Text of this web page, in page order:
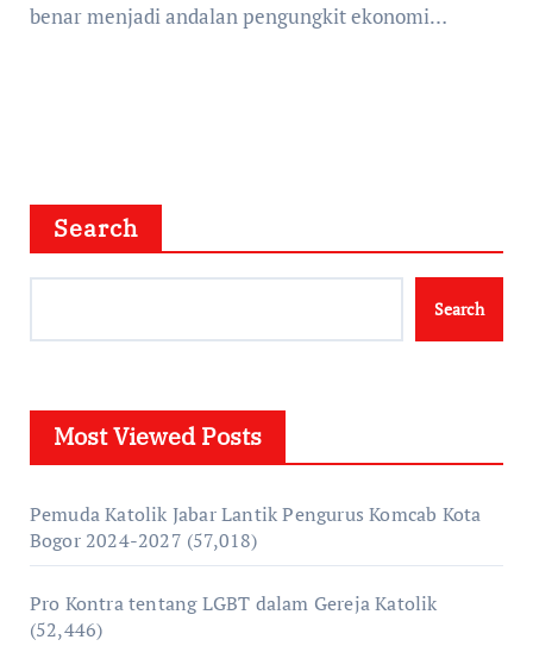
benar menjadi andalan pengungkit ekonomi…
Search
Search
Most Viewed Posts
Pemuda Katolik Jabar Lantik Pengurus Komcab Kota
Bogor 2024-2027 (57,018)
Pro Kontra tentang LGBT dalam Gereja Katolik
(52,446)